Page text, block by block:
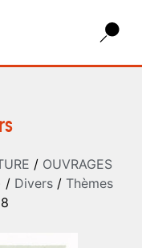
/ OUVRAGES
/ Divers / Thèmes